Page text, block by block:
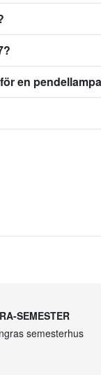
en
SEMESTER
semesterhus